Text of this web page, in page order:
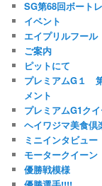
SG第68回ボート
イベント
エイプリルフール
ご案内
ピットにて
プレミアムG１
メント
プレミアムG1ク
ヘイワジマ美食倶
ミニインタビュー
モータークイーン
優勝戦模様